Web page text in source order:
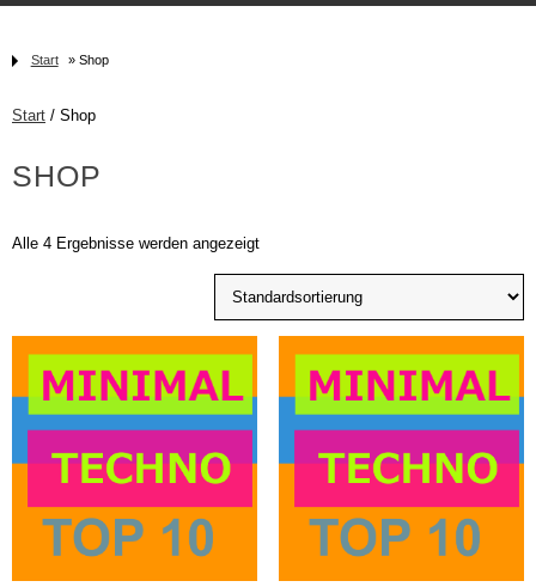
Start » Shop
Start / Shop
SHOP
Alle 4 Ergebnisse werden angezeigt